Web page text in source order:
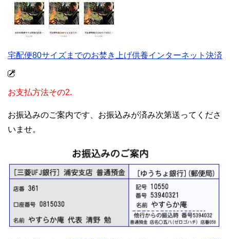
宅配便80サイズまでのお焚き上げ供養インターネット決済
お支払方法その2.
お振込みのご案内です、お振込みが済み次第送ってくださ
いませ。